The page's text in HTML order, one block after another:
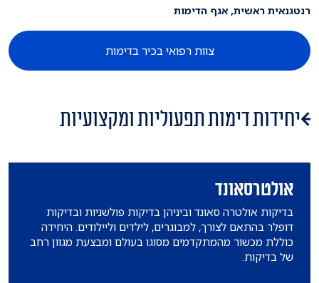
צוות רפואי בכיר בדימות
רנטגנאית ראשית, אגף הדימות
יחידות דימות תפעוליות ומקצועיות
אולטרסאונד
בדיקות אולטרה סאונד וביניהן בדיקות פולשניות ובדיקות
דופלר בהתאם לצורך, למבוגרים, לילדים וליילודים. היחידה
כוללת מכשור מהמתקדמים מסוגו בעולם ומבצעת מגוון רחב
של בדיקות.